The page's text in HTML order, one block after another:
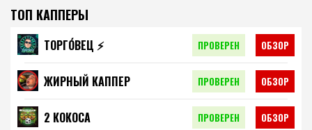
ТОП КАППЕРЫ
ТОРГО́ВЕЦ ⚡️ ПРОВЕРЕН ОБЗОР
ЖИРНЫЙ КАППЕР ПРОВЕРЕН ОБЗОР
2 КОКОСА ПРОВЕРЕН ОБЗОР